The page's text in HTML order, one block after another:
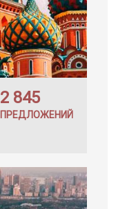
2 845
ПРЕДЛОЖЕНИЙ